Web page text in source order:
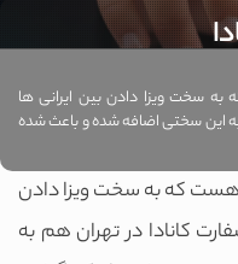
سخت ویزا دادن بین ایرانی ها
این سختی اضافه شده و باعث شده
هست که به سخت ویزا دادن
کانادا در تهران هم به